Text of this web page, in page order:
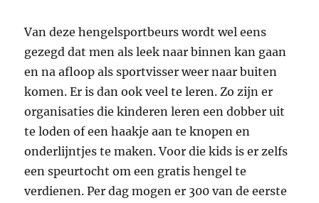
Van deze hengelsportbeurs wordt wel eens
gezegd dat men als leek naar binnen kan gaan
en na afloop als sportvisser weer naar buiten
komen. Er is dan ook veel te leren. Zo zijn er
organisaties die kinderen leren een dobber uit
te loden of een haakje aan te knopen en
onderlijntjes te maken. Voor die kids is er zelfs
een speurtocht om een gratis hengel te
verdienen. Per dag mogen er 300 van de eerste